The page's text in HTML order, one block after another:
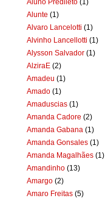
Alunte (1)
Alvaro Lancelotti (1)
Alvinho Lancellotti (1)
Alysson Salvador (1)
AlziraE (2)
Amadeu (1)
Amado (1)
Amaduscias (1)
Amanda Cadore (2)
Amanda Gabana (1)
Amanda Gonsales (1)
Amanda Magalhães (1)
Amandinho (13)
Amargo (2)
Amaro Freitas (5)